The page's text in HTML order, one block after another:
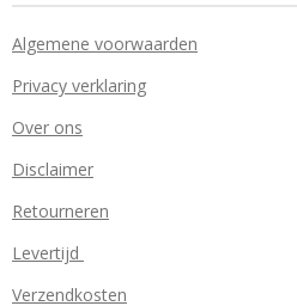
Algemene voorwaarden
Privacy verklaring
Over ons
Disclaimer
Retourneren
Levertijd
Verzendkosten